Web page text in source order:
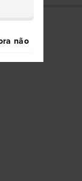
não